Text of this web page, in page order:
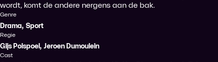
wordt, komt de andere nergens aan de bak.
Genre
Drama, Sport
Regie
Gijs Polspoel, Jeroen Dumoulein
Cast